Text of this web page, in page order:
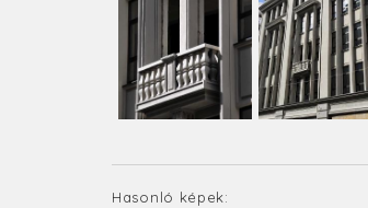
Hasonló képek: